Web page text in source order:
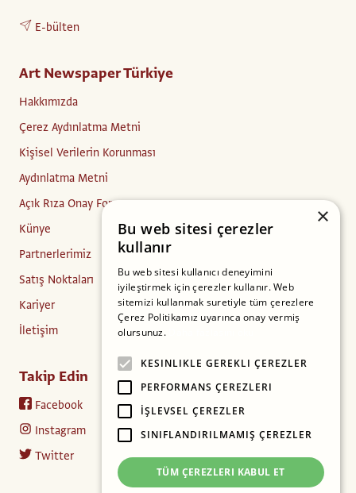
E-bülten
Art Newspaper Türkiye
Hakkımızda
Çerez Aydınlatma Metni
Kişisel Verilerin Korunması
Aydınlatma Metni
Açık Rıza Onay Formu
Künye
Partnerlerimiz
Satış Noktaları
Kariyer
İletişim
Takip Edin
Facebook
Instagram
Twitter
×
Bu web sitesi çerezler
kullanır
Bu web sitesi kullanıcı deneyimini
iyileştirmek için çerezler kullanır. Web
sitemizi kullanmak suretiyle tüm çerezlere
Çerez Politikamız uyarınca onay vermiş
olursunuz.
KESINLIKLE GEREKLI ÇEREZLER
PERFORMANS ÇEREZLERI
İŞLEVSEL ÇEREZLER
SINIFLANDIRILMAMIŞ ÇEREZLER
TÜM ÇEREZLERI KABUL ET